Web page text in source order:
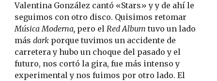
Valentina González cantó «Stars» y y de ahí le
seguimos con otro disco. Quisimos retomar
Música Moderna, pero el Red Album tuvo un lado
más dark porque tuvimos un accidente de
carretera y hubo un choque del pasado y el
futuro, nos cortó la gira, fue más intenso y
experimental y nos fuimos por otro lado. El